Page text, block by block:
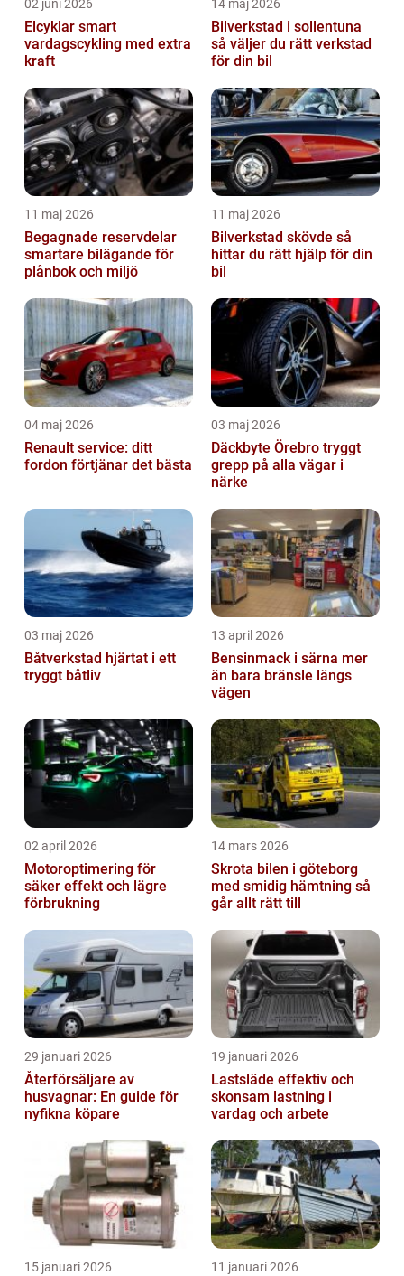
02 juni 2026
Elcyklar smart
vardagscykling med extra
kraft
14 maj 2026
Bilverkstad i sollentuna
så väljer du rätt verkstad
för din bil
11 maj 2026
Begagnade reservdelar
smartare bilägande för
plånbok och miljö
11 maj 2026
Bilverkstad skövde så
hittar du rätt hjälp för din
bil
04 maj 2026
Renault service: ditt
fordon förtjänar det bästa
03 maj 2026
Däckbyte Örebro tryggt
grepp på alla vägar i
närke
03 maj 2026
Båtverkstad hjärtat i ett
tryggt båtliv
13 april 2026
Bensinmack i särna mer
än bara bränsle längs
vägen
02 april 2026
Motoroptimering för
säker effekt och lägre
förbrukning
14 mars 2026
Skrota bilen i göteborg
med smidig hämtning så
går allt rätt till
29 januari 2026
Återförsäljare av
husvagnar: En guide för
nyfikna köpare
19 januari 2026
Lastsläde effektiv och
skonsam lastning i
vardag och arbete
15 januari 2026 11 januari 2026